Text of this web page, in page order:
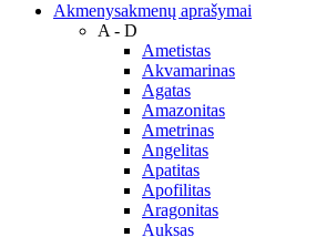
Akmenysakmenų aprašymai
A - D
Ametistas
Akvamarinas
Agatas
Amazonitas
Ametrinas
Angelitas
Apatitas
Apofilitas
Aragonitas
Auksas